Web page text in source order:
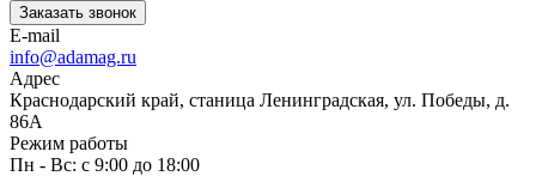
Заказать звонок
E-mail
info@adamag.ru
Адрес
Краснодарский край, станица Ленинградская, ул. Победы, д.
86А
Режим работы
Пн - Вс: с 9:00 до 18:00